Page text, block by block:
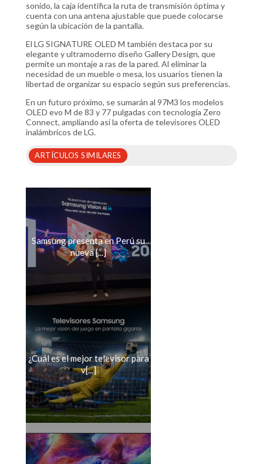
sonido, la caja identifica la ruta de transmisión óptima y
cuenta con una antena ajustable que puede colocarse
según la ubicación de la pantalla.
El LG SIGNATURE OLED M también destaca por su
elegante y ultramoderno diseño Gallery Design, que
permite un montaje a ras de la pared. Al eliminar la
necesidad de un mueble o mesa, los usuarios tienen la
libertad de organizar su espacio según sus preferencias.
En un futuro próximo, se sumarán al 97M3 los modelos
OLED evo M de 83 y 77 pulgadas con tecnología Zero
Connect, ampliando así la oferta de televisores OLED
inalámbricos de LG.
ARTÍCULOS SIMILARES
Samsung presenta en Perú su
nueva [...]
¿Cuál es el mejor televisor para
v[...]